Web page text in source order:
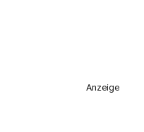
Anzeige